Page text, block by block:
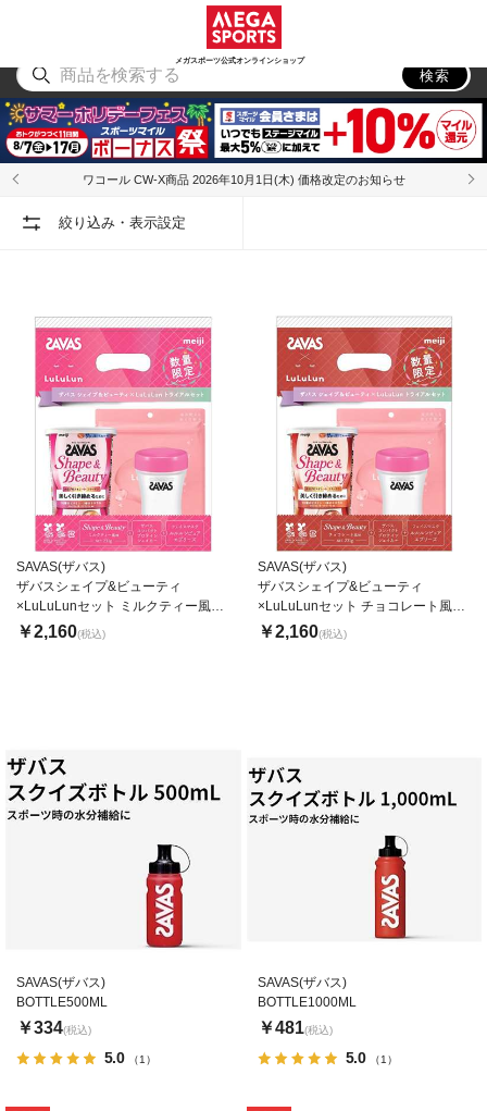
メガスポーツ公式オンラインショップ
アウトドア
検索
ワコール CW-X商品 2026年10月1日(木) 価格改定のお知らせ
絞り込み・表示設定
SAVAS(ザバス)
ザバスシェイプ&ビューティ
×LuLuLunセット ミルクティー風味
231g
￥2,160(税込)
SAVAS(ザバス)
ザバスシェイプ&ビューティ
×LuLuLunセット チョコレート風味
231g
￥2,160(税込)
5.0 （1）
SAVAS(ザバス)
BOTTLE500ML
￥334(税込)
5.0 （1）
SAVAS(ザバス)
BOTTLE1000ML
￥481(税込)